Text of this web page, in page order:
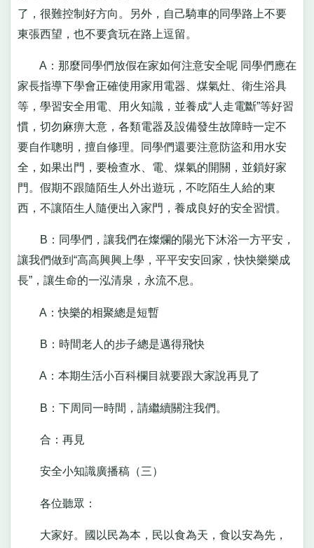
了，很難控制好方向。另外，自己騎車的同學路上不要
東張西望，也不要貪玩在路上逗留。
A：那麼同學們放假在家如何注意安全呢 同學們應在
家長指導下學會正確使用家用電器、煤氣灶、衛生浴具
等，學習安全用電、用火知識，並養成“人走電斷”等好習
慣，切勿麻痹大意，各類電器及設備發生故障時一定不
要自作聰明，擅自修理。同學們還要注意防盜和用水安
全，如果出門，要檢查水、電、煤氣的開關，並鎖好家
門。假期不跟隨陌生人外出遊玩，不吃陌生人給的東
西，不讓陌生人隨便出入家門，養成良好的安全習慣。
B：同學們，讓我們在燦爛的陽光下沐浴一方平安，
讓我們做到“高高興興上學，平平安安回家，快快樂樂成
長”，讓生命的一泓清泉，永流不息。
A：快樂的相聚總是短暫
B：時間老人的步子總是邁得飛快
A：本期生活小百科欄目就要跟大家說再見了
B：下周同一時間，請繼續關注我們。
合：再見
安全小知識廣播稿（三）
各位聽眾：
大家好。國以民為本，民以食為天，食以安為先，